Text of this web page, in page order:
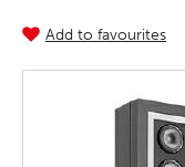
Add to favourites